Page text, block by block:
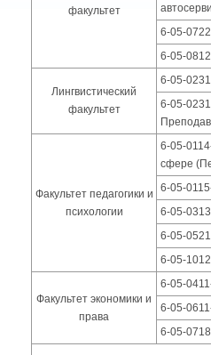
факультет
6-05-
6-05-
Лингвистический
факультет
6-05-
6-05-
Факультет педагогики и
психологии
6-05-
сфере
6-05-
6-05-
6-05-
6-05-
Факультет экономики и
права
6-05-
6-05-
6-05-